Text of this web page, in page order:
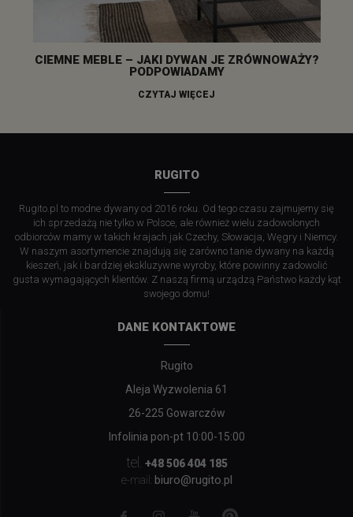
CIEMNE MEBLE – JAKI DYWAN JE ZRÓWNOWAŻY?
PODPOWIADAMY
CZYTAJ WIĘCEJ
RUGITO
Rugito.pl to modne dywany od 2016 roku. Od tego czasu zajmujemy się
ich sprzedażą nie tylko w Polsce, ale również wielu zadowolonych
odbiorców mamy w takich krajach jak Czechy, Słowacja, Węgry i Niemcy.
W naszym asortymencie znajdują się zarówno tanie dywany na każdą
kieszeń, jak i bardziej ekskluzywne wyroby, które powinny zadowolić
gusta wymagających klientów. Z naszą firmą urządzą Państwo każdy kąt
swojego domu!
DANE KONTAKTOWE
Rugito
Aleja Wyzwolenia 61
26-225 Gowarczów
Infolinia pon-pt 10:00-15:00
tel. +48 506 404 185
e-mail: biuro@rugito.pl